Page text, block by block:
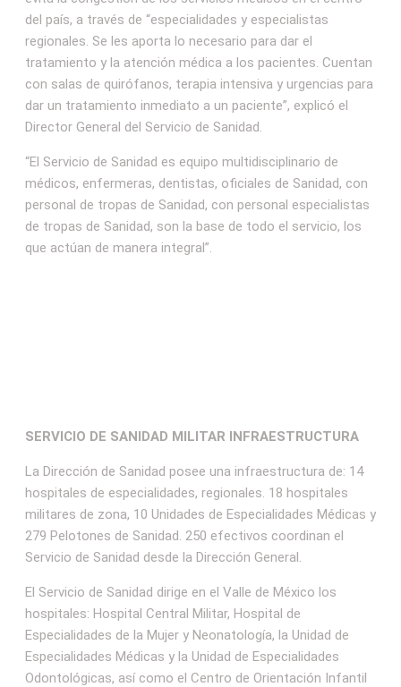
del país, a través de “especialidades y especialistas
regionales. Se les aporta lo necesario para dar el
tratamiento y la atención médica a los pacientes. Cuentan
con salas de quirófanos, terapia intensiva y urgencias para
dar un tratamiento inmediato a un paciente”, explicó el
Director General del Servicio de Sanidad.
“El Servicio de Sanidad es equipo multidisciplinario de
médicos, enfermeras, dentistas, oficiales de Sanidad, con
personal de tropas de Sanidad, con personal especialistas
de tropas de Sanidad, son la base de todo el servicio, los
que actúan de manera integral”.
SERVICIO DE SANIDAD MILITAR INFRAESTRUCTURA
La Dirección de Sanidad posee una infraestructura de: 14
hospitales de especialidades, regionales. 18 hospitales
militares de zona, 10 Unidades de Especialidades Médicas y
279 Pelotones de Sanidad. 250 efectivos coordinan el
Servicio de Sanidad desde la Dirección General.
El Servicio de Sanidad dirige en el Valle de México los
hospitales: Hospital Central Militar, Hospital de
Especialidades de la Mujer y Neonatología, la Unidad de
Especialidades Médicas y la Unidad de Especialidades
Odontológicas, así como el Centro de Orientación Infantil